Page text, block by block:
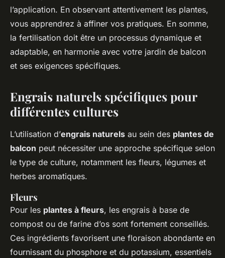
l’application. En observant attentivement les plantes,
vous apprendrez à affiner vos pratiques. En somme,
la fertilisation doit être un processus dynamique et
adaptable, en harmonie avec votre jardin de balcon
et ses exigences spécifiques.
Engrais naturels spécifiques pour
différentes cultures
L’utilisation d’engrais naturels au sein des plantes de
balcon peut nécessiter une approche spécifique selon
le type de culture, notamment les fleurs, légumes et
herbes aromatiques.
Fleurs
Pour les plantes à fleurs, les engrais à base de
compost ou de farine d’os sont fortement conseillés.
Ces ingrédients favorisent une floraison abondante en
fournissant du phosphore et du potassium, essentiels